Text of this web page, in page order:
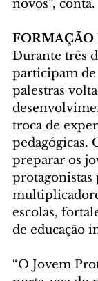
novos”, conta.
FORMAÇÃO
Durante três
participam de
palestras
troca de
pedagógicas.
preparar os
protagonistas
escolas,
de educação
“O Jovem